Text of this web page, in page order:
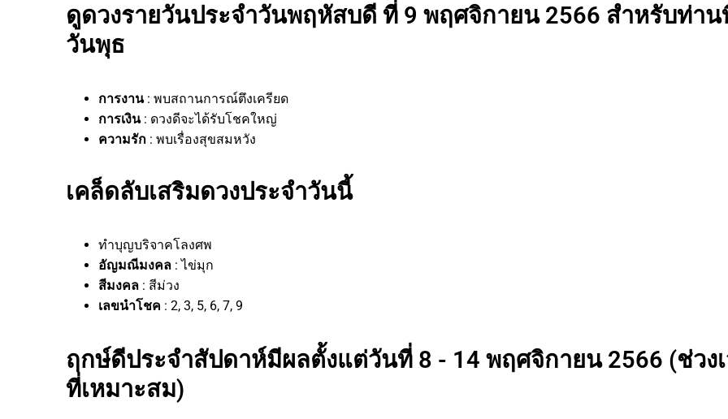
ดูดวงรายวันประจำวันพฤหัสบดี ที่ 9 พฤศจิกายน 2566 สำหรับท่าน
วันพุธ
การงาน: พบสถานการณ์ตึงเครียด
การเงิน: ดวงดีจะได้รับโชคใหญ่
ความรัก : พบเรื่องสุขสมหวัง
เคล็ดลับเสริมดวงประจำวันนี้
ทำบุญบริจาคโลงศพ
อัญมณีมงคล : ไข่มุก
สีมงคล : สีม่วง
เลขนำโชค : 2, 3, 5, 6, 7, 9
ฤกษ์ดีประจำสัปดาห์มีผลตั้งแต่วันที่ 8 - 14 พฤศจิกายน 2566 (ช่วง
ที่เหมาะสม)